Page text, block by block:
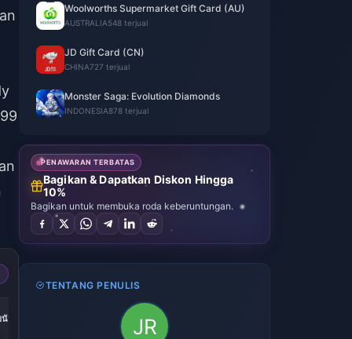
ส
-21%
9500 หยก (โบนัส
1425 หยก)
Woolworths Supermarket Gift Card (AU)
AUSTRALIA548 terjual
JD Gift Card (CN)
CHINA727 terjual
Monster Saga: Evolution Diamonds
INDONESIA878 terjual
PENAWARAN TERBATAS
Bagikan & Dapatkan Diskon Hingga
10%
Bagikan untuk membuka roda keberuntungan.
TENTANG PENULIS